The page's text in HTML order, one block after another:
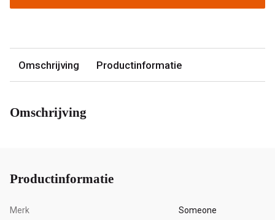
Omschrijving Productinformatie
Omschrijving
Productinformatie
Merk Someone